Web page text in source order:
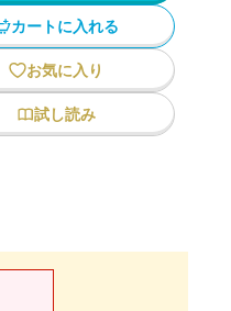
カートに入れる
お気に入り
試し読み